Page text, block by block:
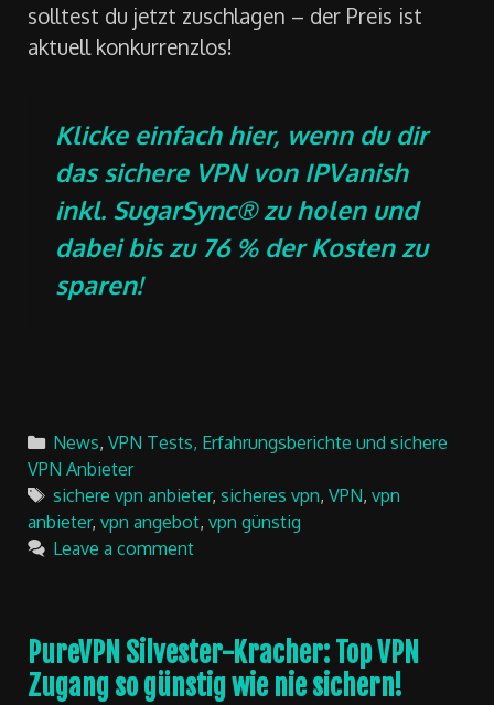
solltest du jetzt zuschlagen – der Preis ist
aktuell konkurrenzlos!
Klicke einfach hier, wenn du dir
das sichere VPN von IPVanish
inkl. SugarSync® zu holen und
dabei bis zu 76 % der Kosten zu
sparen!
Categories
News, VPN Tests, Erfahrungsberichte und sichere
VPN Anbieter
Tags
sichere vpn anbieter, sicheres vpn, VPN, vpn
anbieter, vpn angebot, vpn günstig
Leave a comment
PureVPN Silvester-Kracher: Top VPN
Zugang so günstig wie nie sichern!